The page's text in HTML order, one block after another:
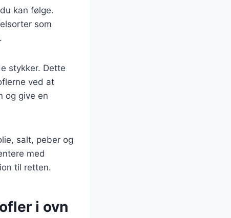
kan følge.
som
stykker. Dette
ved at
og give en
salt, peber og
med
til retten.
i ovn